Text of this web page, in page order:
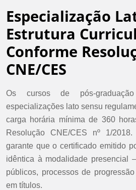
Especialização
Estrutura
Conforme
CNE/CES
Os cursos de pós-
especializações lato sensu
carga horária mínima de 360
Resolução CNE/CES nº 1/
garante que o certificado emitido
idêntica à modalidade presencial
públicos, processos de
em títulos.